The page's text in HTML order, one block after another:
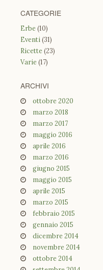
CATEGORIE
Erbe(10)
Eventi (31)
Ricette(23)
Varie(17)
ARCHIVI
ottobre 2020
marzo 2018
marzo 2017
maggio 2016
aprile 2016
marzo 2016
giugno 2015
maggio 2015
aprile 2015
marzo 2015
febbraio 2015
gennaio 2015
dicembre 2014
novembre 2014
ottobre 2014